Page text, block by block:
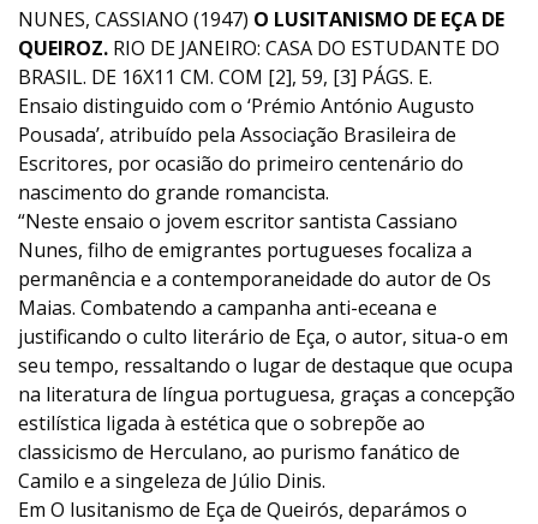
NUNES, CASSIANO (1947) O LUSITANISMO DE EÇA DE
QUEIROZ. RIO DE JANEIRO: CASA DO ESTUDANTE DO
BRASIL. DE 16X11 CM. COM [2], 59, [3] PÁGS. E.
Ensaio distinguido com o ‘Prémio António Augusto
Pousada’, atribuído pela Associação Brasileira de
Escritores, por ocasião do primeiro centenário do
nascimento do grande romancista.
“Neste ensaio o jovem escritor santista Cassiano
Nunes, filho de emigrantes portugueses focaliza a
permanência e a contemporaneidade do autor de Os
Maias. Combatendo a campanha anti-eceana e
justificando o culto literário de Eça, o autor, situa-o em
seu tempo, ressaltando o lugar de destaque que ocupa
na literatura de língua portuguesa, graças a concepção
estilística ligada à estética que o sobrepõe ao
classicismo de Herculano, ao purismo fanático de
Camilo e a singeleza de Júlio Dinis.
Em O lusitanismo de Eça de Queirós, deparámos o